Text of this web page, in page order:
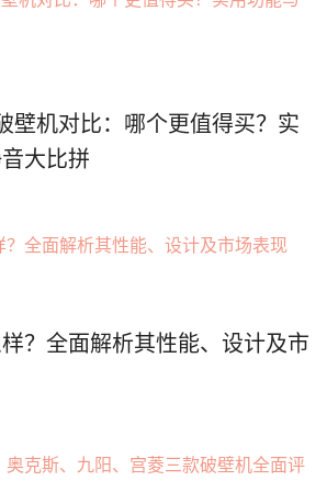
壁机对比：哪个更值得买？实
大比拼
？全面解析其性能、设计及市